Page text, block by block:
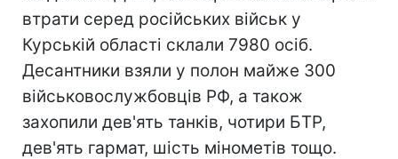
втрати серед російських військ у
Курській області склали 7980 осіб.
Десантники взяли у полон майже 300
військовослужбовців РФ, а також
захопили дев'ять танків, чотири БТР,
дев'ять гармат, шість мінометів тощо.